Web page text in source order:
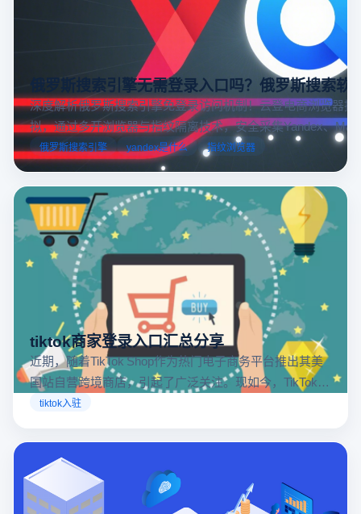
俄罗斯搜索引擎无需登录入口吗？俄罗斯搜索软
深度解析俄罗斯搜索引擎免登录访问机制！云登电商浏览器
拟，通过多开浏览器与指纹隔离技术，安全采集Yandex、
跨境电商本土化运营。
俄罗斯搜索引擎 yandex是什么 指纹浏览器
tiktok商家登录入口汇总分享
近期，随着TikTok Shop作为热门电子商务平台推出其美
国站自营跨境商店，引起了广泛关注。现如今，TikTok商
店已覆盖美国、英国及东南亚地区，因此了解官方网站
tiktok入驻